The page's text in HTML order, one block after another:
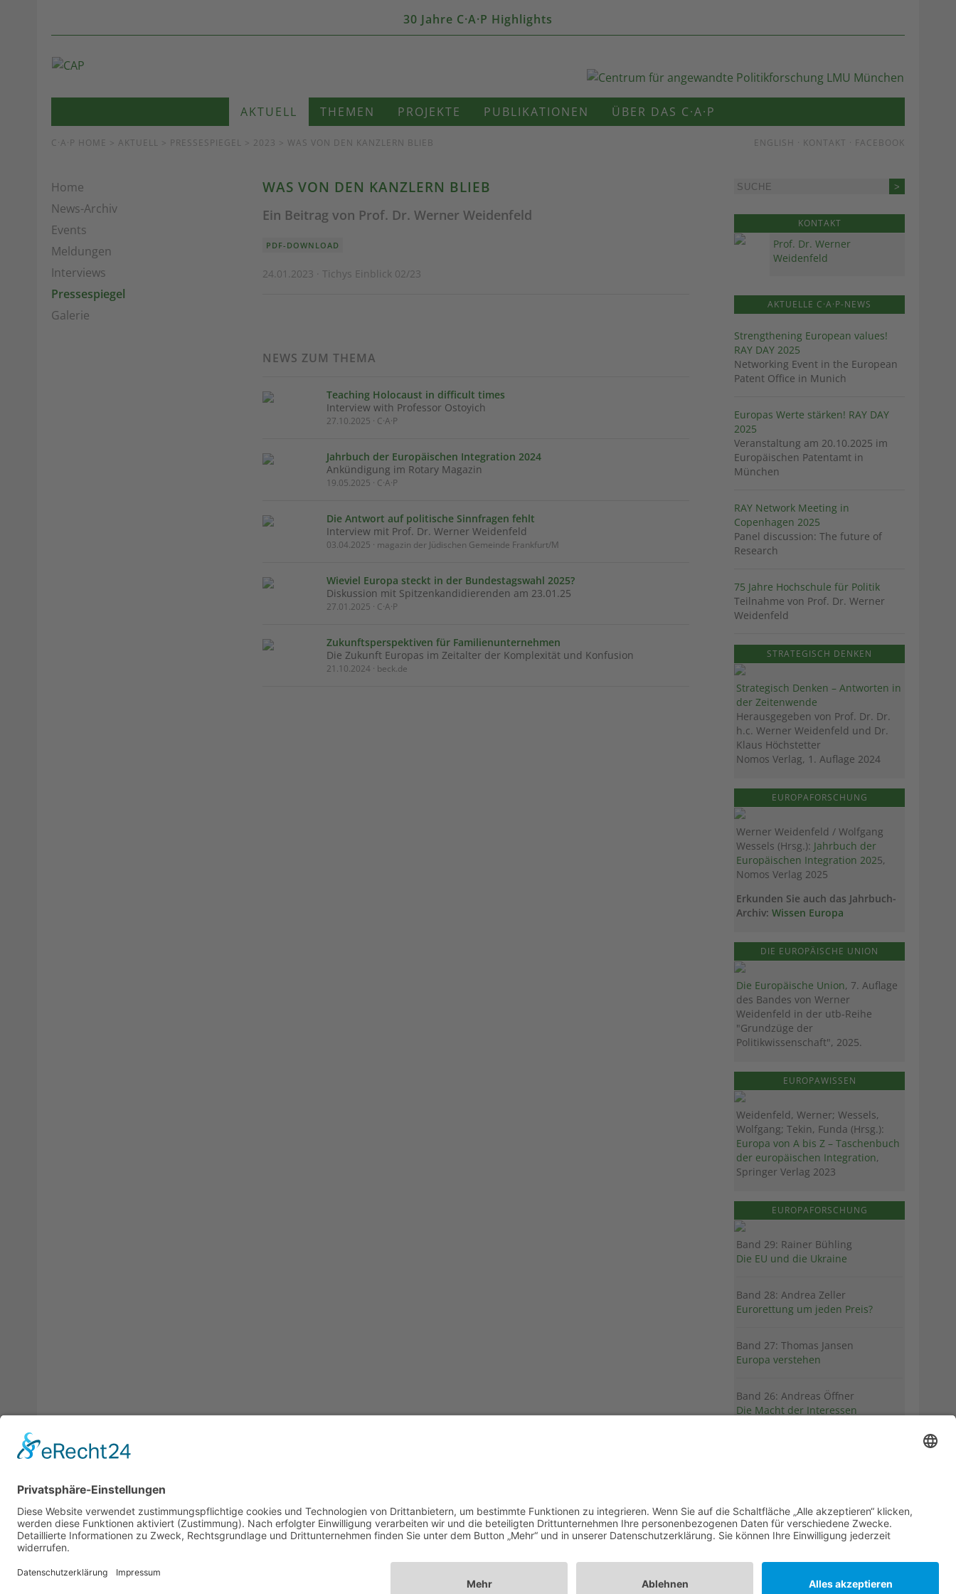
30 Jahre C·A·P Highlights
AKTUELL THEMEN PROJEKTE PUBLIKATIONEN ÜBER DAS C·A·P
C·A·P HOME > AKTUELL > PRESSESPIEGEL > 2023 > WAS VON DEN KANZLERN BLIEB ENGLISH · KONTAKT · FACEBOOK
Home
News-Archiv
Events
Meldungen
Interviews
Pressespiegel
Galerie
WAS VON DEN KANZLERN BLIEB
Ein Beitrag von Prof. Dr. Werner Weidenfeld
PDF-DOWNLOAD
24.01.2023 · Tichys Einblick 02/23
NEWS ZUM THEMA
Teaching Holocaust in difficult times
Interview with Professor Ostoyich
27.10.2025 · C·A·P
Jahrbuch der Europäischen Integration 2024
Ankündigung im Rotary Magazin
19.05.2025 · C·A·P
Die Antwort auf politische Sinnfragen fehlt
Interview mit Prof. Dr. Werner Weidenfeld
03.04.2025 · magazin der Jüdischen Gemeinde Frankfurt/M
Wieviel Europa steckt in der Bundestagswahl 2025?
Diskussion mit Spitzenkandidierenden am 23.01.25
27.01.2025 · C·A·P
Zukunftsperspektiven für Familienunternehmen
Die Zukunft Europas im Zeitalter der Komplexität und Konfusion
21.10.2024 · beck.de
KONTAKT
Prof. Dr. Werner
Weidenfeld
AKTUELLE C·A·P-NEWS
Strengthening European values!
RAY DAY 2025
Networking Event in the European
Patent Office in Munich
Europas Werte stärken! RAY DAY
2025
Veranstaltung am 20.10.2025 im
Europäischen Patentamt in
München
RAY Network Meeting in
Copenhagen 2025
Panel discussion: The future of
Research
75 Jahre Hochschule für Politik
Teilnahme von Prof. Dr. Werner
Weidenfeld
STRATEGISCH DENKEN
Strategisch Denken – Antworten in
der Zeitenwende
Herausgegeben von Prof. Dr. Dr.
h.c. Werner Weidenfeld und Dr.
Klaus Höchstetter
Nomos Verlag, 1. Auflage 2024
EUROPAFORSCHUNG
Werner Weidenfeld / Wolfgang
Wessels (Hrsg.): Jahrbuch der
Europäischen Integration 2025,
Nomos Verlag 2025
Erkunden Sie auch das Jahrbuch-
Archiv: Wissen Europa
DIE EUROPÄISCHE UNION
Die Europäische Union, 7. Auflage
des Bandes von Werner
Weidenfeld in der utb-Reihe
"Grundzüge der
Politikwissenschaft", 2025.
EUROPAWISSEN
Weidenfeld, Werner; Wessels,
Wolfgang; Tekin, Funda (Hrsg.):
Europa von A bis Z – Taschenbuch
der europäischen Integration,
Springer Verlag 2023
EUROPAFORSCHUNG
Band 29: Rainer Bühling
Die EU und die Ukraine
Band 28: Andrea Zeller
Eurorettung um jeden Preis?
Band 27: Thomas Jansen
Europa verstehen
Band 26: Andreas Öffner
Die Macht der Interessen
PDF-Flyer zur Schriftenreihe